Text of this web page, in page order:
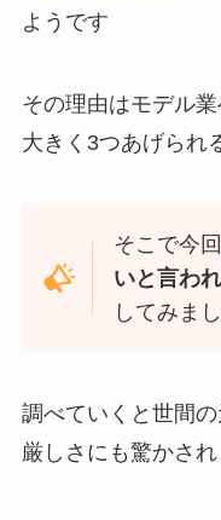
ようです
その理由はモデル
大きく3つあげられ
そこで今
いと言わ
してみまし
調べていくと世間
厳しさにも驚かされ